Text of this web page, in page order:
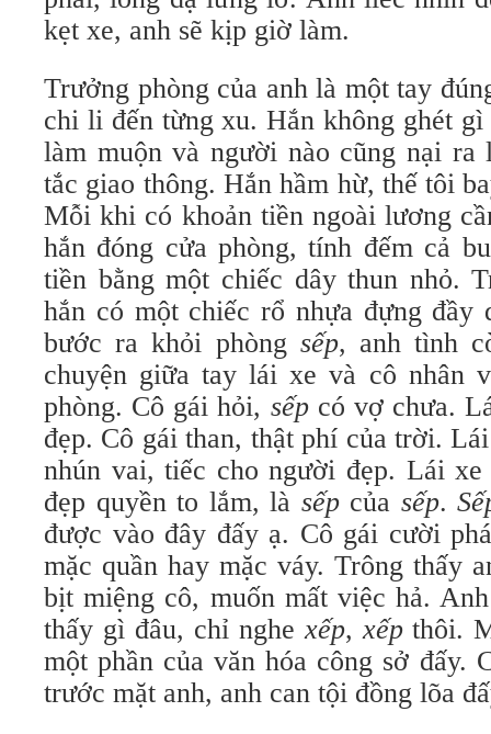
kẹt xe, anh sẽ kịp giờ làm.
Trưởng phòng của anh là một tay
chi li đến từng xu. Hắn không ghét
làm muộn và người nào cũng nại ra
tắc giao thông. Hắn hầm hừ, thế tôi
Mỗi khi có khoản tiền ngoài lương
hắn đóng cửa phòng, tính đếm cả
tiền bằng một chiếc dây thun nhỏ.
hắn có một chiếc rổ nhựa đựng đầy
bước ra khỏi phòng sếp, anh tình
chuyện giữa tay lái xe và cô nhân
phòng. Cô gái hỏi, sếp có vợ chưa.
đẹp. Cô gái than, thật phí của trời.
nhún vai, tiếc cho người đẹp. Lái
đẹp quyền to lắm, là sếpcủa sếp.
được vào đây đấy ạ. Cô gái cười
mặc quần hay mặc váy. Trông thấy
bịt miệng cô, muốn mất việc hả.
thấy gì đâu, chỉ nghexếp,xếpthôi.
một phần của văn hóa công sở đấy.
trước mặt anh, anh can tội đồng lõa